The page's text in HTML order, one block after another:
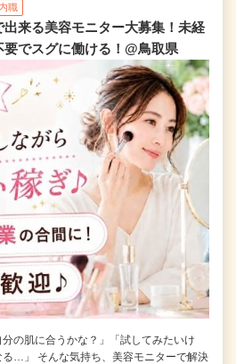
職
来る美容モニター大募集！未経
でスグに働ける！@鳥取県
分の肌に合うかな？」「試してみたいけ
る…」 そんな気持ち、美容モニターで解決